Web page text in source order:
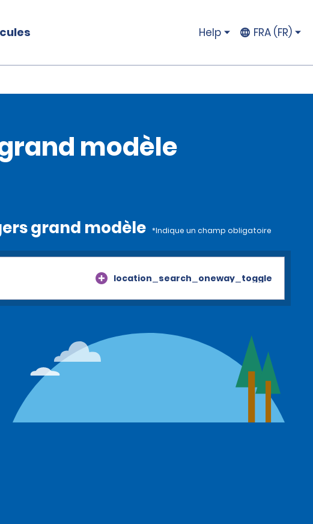
Help FRA (FR)
modèle
grand modèle *Indique un champ obligatoire
location_search_oneway_toggle